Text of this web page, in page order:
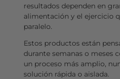
resultados dependen en
alimentación y el ejercicio
paralelo.
Estos productos están
durante semanas o meses
un proceso más amplio,
solución rápida o aislada.